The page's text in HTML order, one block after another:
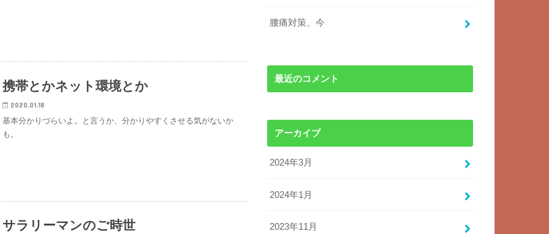
携帯とかネット環境とか
2020.01.18
基本分かりづらいよ。と言うか、分かりやすくさせる気がないか
も。
サラリーマンのご時世
腰痛対策、今
最近のコメント
アーカイブ
2024年3月
2024年1月
2023年11月